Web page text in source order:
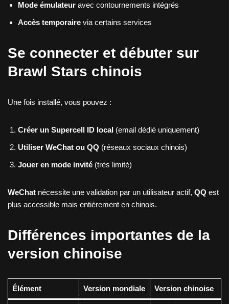
Mode émulateur avec contournements intégrés
Accès temporaire via certains services
Se connecter et débuter sur
Brawl Stars chinois
Une fois installé, vous pouvez :
Créer un Supercell ID local (email dédié uniquement)
Utiliser WeChat ou QQ (réseaux sociaux chinois)
Jouer en mode invité (très limité)
WeChat nécessite une validation par un utilisateur actif, QQ est
plus accessible mais entièrement en chinois.
Différences importantes de la
version chinoise
Élément Version mondiale Version chinoise